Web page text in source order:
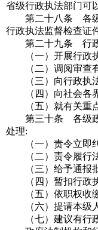
省级行政执法部门可
第二十八条 各级政
行政执法监督检查证
第二十九条 行政
（一）开展行政
（二）调阅审查有
（三）向行政执法
（四）向社会各界
（五）就有关重点
第三十条 各级政府
处理:
（一）责令立即
（二）责令履行
（三）给予通报
（四）暂扣行政执
（五）依职权收缴
（六）提请本级人
（七）建议有行政